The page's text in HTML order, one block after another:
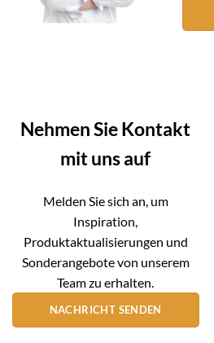
Nehmen Sie Kontakt
mit uns auf
Melden Sie sich an, um
Inspiration,
Produktaktualisierungen und
Sonderangebote von unserem
Team zu erhalten.
NACHRICHT SENDEN